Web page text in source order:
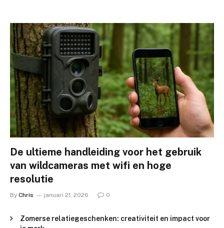
De ultieme handleiding voor het gebruik
van wildcameras met wifi en hoge
resolutie
By Chris januari 21, 2026 0
Zomerse relatiegeschenken: creativiteit en impact voor